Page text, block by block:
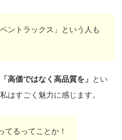
ントラックス」という人も
「高価ではなく高品質を」 とい
はすごく魅力に感じます。
てるってことか！